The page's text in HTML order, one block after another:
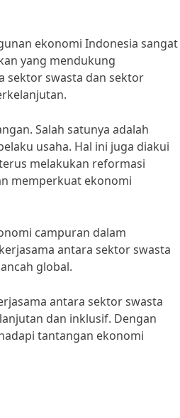
ekonomi Indonesia sangat
yang mendukung
sektor swasta dan sektor
Salah satunya adalah
usaha. Hal ini juga diakui
melakukan reformasi
memperkuat ekonomi
campuran dalam
antara sektor swasta
global.
antara sektor swasta
dan inklusif. Dengan
tantangan ekonomi